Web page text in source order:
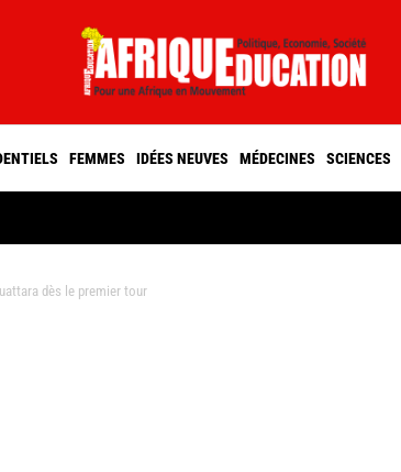
FEMMES IDÉES NEUVES MÉDECINES SCIENCES
dès le premier tour